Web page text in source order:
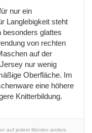
nur ein
Langlebigkeit steht
besonders glattes
von rechten
auf der
nur wenig
Oberfläche. Im
eine höhere
Knitterbildung.
auf jedem Monitor anders